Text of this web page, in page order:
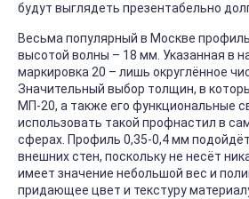
будут выглядеть презентабельно
Весьма популярный в Москве
высотой волны – 18 мм. Указанная в
маркировка 20 – лишь округлённое
Значительный выбор толщин, в
МП-20, а также его функциональные
использовать такой профнастил в
сферах. Профиль 0,35-0,4 мм
внешних стен, поскольку не несёт
имеет значение небольшой вес и
придающее цвет и текстуру